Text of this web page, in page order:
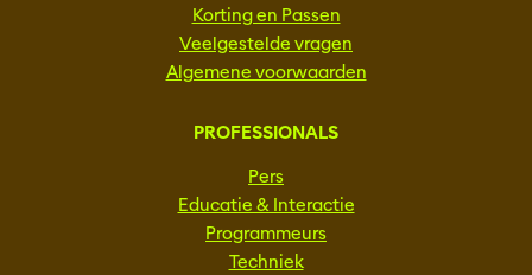
Korting en Passen
Veelgestelde vragen
Algemene voorwaarden
PROFESSIONALS
Pers
Educatie & Interactie
Programmeurs
Techniek